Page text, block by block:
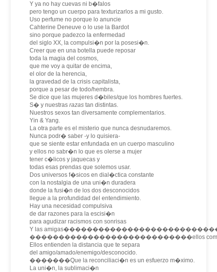
Y ya no hay cuevas ni b�falos
pero tengo un cuerpo para texturizarlos a mi gusto.
Uso perfume no porque lo anuncie
Cahterine Deneuve o lo use la Bardot
sino porque padezco la enfermedad
del siglo XX, la compulsi�n por la posesi�n.
Creer que en una botella puede reposar
toda la magia del cosmos,
que me voy a quitar de encima,
el olor de la herencia,
la gravedad de la crisis capitalista,
porque a pesar de todo/hembra.
Se dice que las mujeres d�biles/que los hombres fuertes.
S� y nuestrasrazas tan distintas.
Nuestros sexos tan diversamente complementarios.
Yin & Yang.
La otra parte es el misterio que nunca desnudaremos.
Nunca podr� saber -y lo quisiera-
que se siente estar enfundada en un cuerpo masculino
y ellos no sabr�n lo que es olerse a mujer
tener c�licos y jaquecas y
todas esas prendas que solemos usar.
Dos universos f�sicos en dial�ctica constante
con la nostalgia de una uni�n duradera
donde la fusi�n de los dos desconocidos
llegue a la profundidad del entendimiento.
Hay una necesidad compulsiva
de dar razones para la escisi�n
para agudizar racismos con sonrisas
Y las
����������������������������ellos
Ellos entienden la distancia que te separa
del amigo/amado/enemigo/desconocido.
�������Que la reconciliaci�n es un esfuerzo m�ximo.
La uni�n, la sublimaci�n